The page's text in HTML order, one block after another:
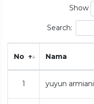
Show
Search:
No Nama
1 yuyun armiani